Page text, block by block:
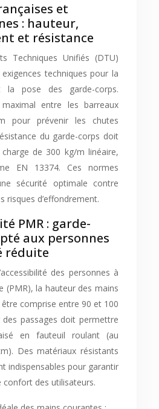
et
: hauteur,
et résistance
Techniques Unifiés (DTU)
techniques pour la
la pose des garde-corps.
maximal entre les barreaux
pour prévenir les chutes
du garde-corps doit
de 300 kg/m linéaire,
EN 13374. Ces normes
sécurité optimale contre
risques d’effondrement.
PMR : garde-
aux personnes
réduite
des personnes à
(PMR), la hauteur des mains
comprise entre 90 et 100
passages doit permettre
en fauteuil roulant (au
Des matériaux résistants
indispensables pour garantir
confort des utilisateurs.